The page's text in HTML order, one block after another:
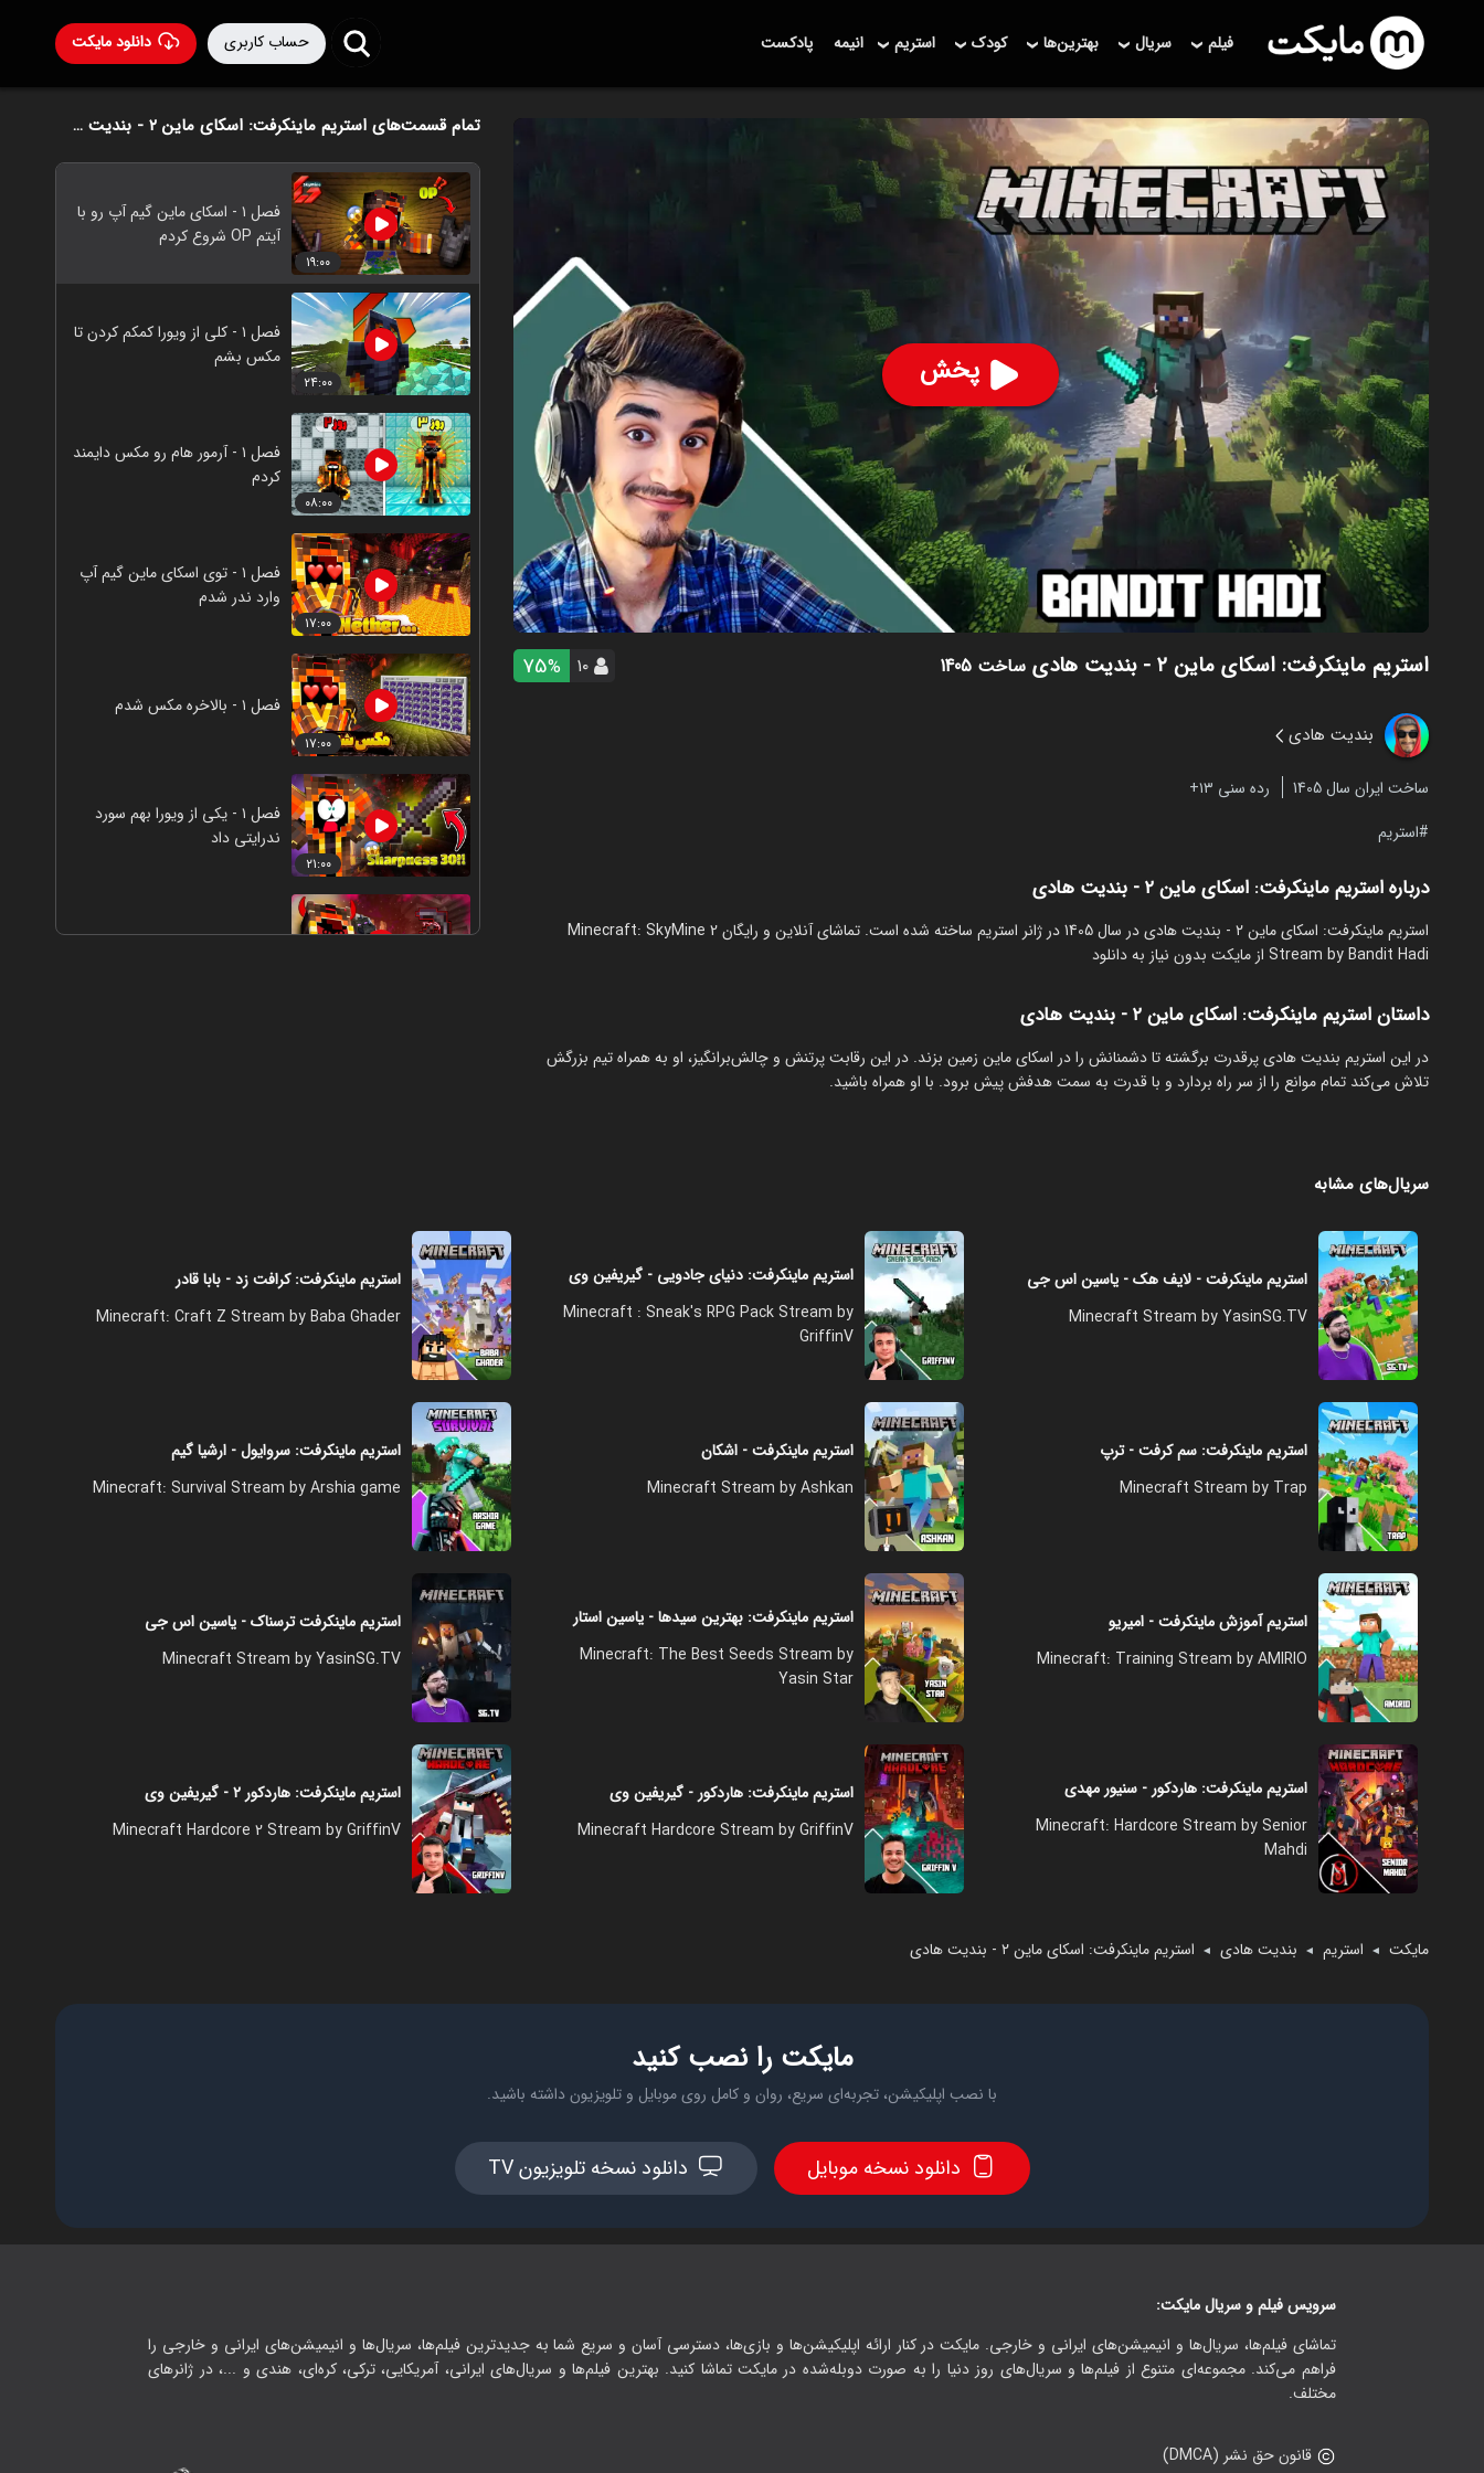
دانلود مایکت حساب کاربری فیلم سریال بهترین‌ها کودک استریم انیمه پادکست
پخش
استریم ماینکرفت: اسکای‌ ماین ۲ - بندیت هادی ساخت 1405 ۱۰ 75%
بندیت هادی
ساخت ایران سال 1405
رده سنی ۱۳+
استریم
درباره استریم ماینکرفت: اسکای‌ ماین ۲ - بندیت هادی
استریم ماینکرفت: اسکای‌ ماین ۲ - بندیت هادی در سال 1405 در ژانر استریم ساخته شده است. تماشای آنلاین و رایگان Minecraft: SkyMine 2
Stream by Bandit Hadi از مایکت بدون نیاز به دانلود
داستان استریم ماینکرفت: اسکای‌ ماین ۲ - بندیت هادی
‏در این استریم بندیت هادی پرقدرت برگشته تا دشمنانش را در اسکای ماین زمین بزند. در این رقابت پرتنش و چالش‌برانگیز، او به همراه تیم بزرگش
تلاش می‌کند تمام موانع را از سر راه بردارد و با قدرت به سمت هدفش پیش برود. با او همراه باشید.
تمام قسمت‌های استریم ماینکرفت: اسکای‌ ماین ۲ - بندیت هادی
۱۹:۰۰
فصل ۱ - اسکای ماین گیم آپ رو با
آیتم OP شروع کردم
۲۴:۰۰
فصل ۱ - کلی از ویورا کمکم کردن تا
مکس بشم
۰۸:۰۰
فصل ۱ - آرمور هام رو مکس دایمند
کردم
۱۷:۰۰
فصل ۱ - توی اسکای ماین گیم آپ
وارد ندر شدم
۱۷:۰۰
فصل ۱ - بالاخره مکس شدم
۲۱:۰۰
فصل ۱ - یکی از ویورا بهم سورد
ندرایتی داد
فصل ۱ - اسکای ماین گیم آپ ،
دنیای اند چه شکلیه؟
۱۶:۰۰
سخت ترین ماین
سریال‌های مشابه
استریم ماینکرفت - لایف هک - یاسین اس جی
Minecraft Stream by YasinSG.TV
استریم ماینکرفت: دنیای جادویی - گیریفین وی
Minecraft : Sneak's RPG Pack Stream by
GriffinV
استریم ماینکرفت: کرافت زد - بابا قادر
Minecraft: Craft Z Stream by Baba Ghader
استریم ماینکرفت: سم کرفت - ترپ
Minecraft Stream by Trap
استریم ماینکرفت - اشکان
Minecraft Stream by Ashkan
استریم ماینکرفت: سروایول - ارشیا گیم
Minecraft: Survival Stream by Arshia game
استریم آموزش ماینکرفت - امیریو
Minecraft: Training Stream by AMIRIO
استریم ماینکرفت: بهترین سیدها - یاسین استار
Minecraft: The Best Seeds Stream by
Yasin Star
استریم ماینکرفت ترسناک - یاسین اس جی
Minecraft Stream by YasinSG.TV
استریم ماینکرفت: هاردکور - سنیور مهدی
Minecraft: Hardcore Stream by Senior
Mahdi
استریم ماینکرفت: هاردکور - گیریفین وی
Minecraft Hardcore Stream by GriffinV
استریم ماینکرفت: هاردکور ۲ - گیریفین وی
Minecraft Hardcore 2 Stream by GriffinV
مایکت ◄ استریم ◄ بندیت هادی ◄ استریم ماینکرفت: اسکای‌ ماین ۲ - بندیت هادی
مایکت را نصب کنید
با نصب اپلیکیشن، تجربه‌ای سریع، روان و کامل روی موبایل و تلویزیون داشته باشید.
دانلود نسخه موبایل دانلود نسخه تلویزیون TV
سرویس فیلم و سریال مایکت:
تماشای فیلم‌ها، سریال‌ها و انیمیشن‌های ایرانی و خارجی. مایکت در کنار ارائه اپلیکیشن‌ها و بازی‌ها، دسترسی آسان و سریع شما به جدیدترین فیلم‌ها، سریال‌ها و انیمیشن‌های ایرانی و خارجی را
فراهم می‌کند. مجموعه‌ای متنوع از فیلم‌ها و سریال‌های روز دنیا را به صورت دوبله‌شده در مایکت تماشا کنید. بهترین فیلم‌ها و سریال‌های ایرانی، آمریکایی، ترکی، کره‌ای، هندی و ...، در ژانرهای
مختلف.
قانون حق نشر (DMCA)